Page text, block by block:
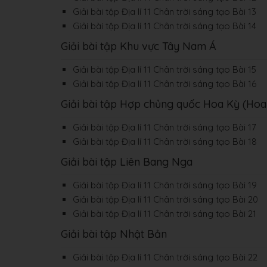
Giải bài tập Địa lí 11 Chân trời sáng tạo Bài 13
Giải bài tập Địa lí 11 Chân trời sáng tạo Bài 14
Giải bài tập Khu vực Tây Nam Á
Giải bài tập Địa lí 11 Chân trời sáng tạo Bài 15
Giải bài tập Địa lí 11 Chân trời sáng tạo Bài 16
Giải bài tập Hợp chủng quốc Hoa Kỳ
Giải bài tập Địa lí 11 Chân trời sáng tạo Bài 17
Giải bài tập Địa lí 11 Chân trời sáng tạo Bài 18
Giải bài tập Liên Bang Nga
Giải bài tập Địa lí 11 Chân trời sáng tạo Bài 19
Giải bài tập Địa lí 11 Chân trời sáng tạo Bài 20
Giải bài tập Địa lí 11 Chân trời sáng tạo Bài 21
Giải bài tập Nhật Bản
Giải bài tập Địa lí 11 Chân trời sáng tạo Bài 22